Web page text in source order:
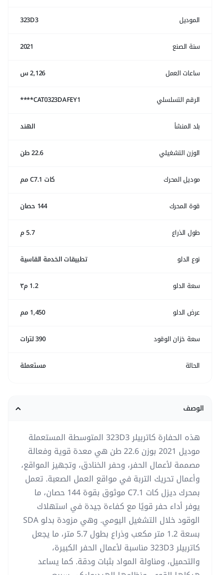
الموديل 323D3
سنة الصنع 2021
ساعات العمل 2,126 س
الرقم التسلسلي CAT0323DAFEY1****
بلد المنشأ الهند
الوزن التشغيلي 22.6 طن
موديل المحرك كات C7.1 مم
قوة المحرك 144 حصان
طول الذراع 5.7 م
نوع الدلو تطبيقات الخدمة القاسية
سعة الدلو 1.2 م٣
عرض الدلو 1,450 مم
سعة خزان الوقود 390 لترات
الحالة مستعملة
الوصف
هذه الحفارة كاتربيلر 323D3 المتوسطة المستعملة
موديل 2021 بوزن 22.6 طن هي معدة قوية وفعالة
مصممة لأعمال الحفر، وحفر الخنادق، وتجهيز المواقع،
وأعمال تحريك التربة في مواقع العمل الصعبة. تعمل
بمحرك ديزل كات C7.1 موثوق بقوة 144 حصان، ما
يوفر أداء حفر قويًا مع كفاءة جيدة في استهلاك
الوقود خلال التشغيل اليومي. وهي مزودة بدلو SDA
بسعة 1.2 متر مكعب وذراع بطول 5.7 متر، ما يجعل
كاتربيلر 323D3 مناسبة لأعمال الحفر الكبيرة،
والتحميل، ومناولة المواد بثبات ودقة. كما يساعد